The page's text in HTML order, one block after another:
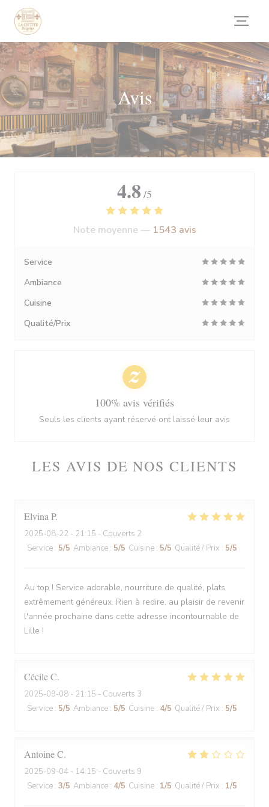
Personnalisation de vos choix en matière de cookies
Avis
LES AVIS DE NOS CLIENTS
Elvina P
2025-08-22 - 21:15 - Couverts 2
Service : 5/5 Ambiance : 5/5 Cuisine : 5/5 Qualité / Prix : 5/5
Au top ! Service adorable, nourriture de qualité, plats
extrêmement généreux. Rien à redire, au plaisir de revenir
l'année prochaine dans cette adresse incontournable de
Lille !
CécileC
2025-09-08 - 21:15 - Couverts 3
Service : 5/5 Ambiance : 5/5 Cuisine : 4/5 Qualité / Prix : 5/5
AntoineC
2025-09-04 - 14:15 - Couverts 9
Service : 3/5 Ambiance : 4/5 Cuisine : 1/5 Qualité / Prix : 1/5
4.8 /5
Note moyenne — 1543 avis
Service
Ambiance
Cuisine
Qualité/Prix
100% avis vérifiés
Seuls les clients ayant réservé ont laissé leur avis